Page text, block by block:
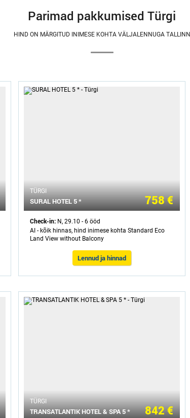
Parimad pakkumised Тürgi
HIND ON MÄRGITUD INIMESE KOHTA VÄLJALENNUGA TALLINN
ТÜRGI
SURAL HOTEL 5 * 758 €
Check-in: N, 29.10 - 6 ööd
AI - kõik hinnas, hind inimese kohta Standard Eco
Land View without Balcony
Lennud ja hinnad
ТÜRGI
TRANSATLANTIK HOTEL & SPA 5 * 842 €